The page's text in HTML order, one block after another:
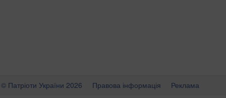
© Патріоти України 2026 Правова інформація Реклама